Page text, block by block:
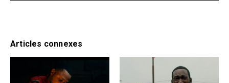
Articles connexes